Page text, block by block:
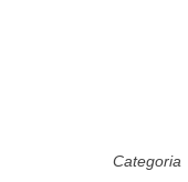
Categoria